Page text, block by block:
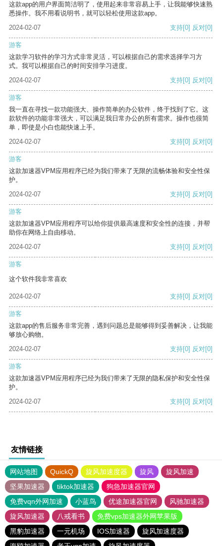
这款app的用户界面简洁明了，使用起来非常容易上手，让我能够快速熟
悉操作。我不用看说明书，就可以轻松使用这款app。
2024-02-07
支持[0] 反对[0]
游客
这款学习软件的学习方式非常灵活，可以根据自己的需求选择学习方
式。我可以根据自己的时间安排学习进度。
2024-02-07
支持[0] 反对[0]
游客
我一直在寻找一款功能强大、操作简单的办公软件，终于找到了它。这
款软件的功能非常强大，可以满足我日常办公的所有需求。操作也很简
单，即使是小白也能快速上手。
2024-02-07
支持[0] 反对[0]
游客
这款加速器VPM应用程序已经为我们带来了无限的流畅体验和安全性保
护。
2024-02-07
支持[0] 反对[0]
游客
这款加速器VPM应用程序可以给你提供最高速度和安全性的连接，并帮
助你在网络上自由移动。
2024-02-07
支持[0] 反对[0]
游客
这个软件我非常喜欢
2024-02-07 支持[0] 反对[0]
游客
这款app的售后服务非常完善，遇到问题总是能够得到妥善解决，让我能
够放心购物。
2024-02-07
支持[0] 反对[0]
游客
这款加速器VPM应用程序已经为我们带来了无限的隐私保护和安全性保
护。
2024-02-07
支持[0] 反对[0]
友情链接
网站地图 QuickQ 旋风加速度器 旋风
旋风加速
坚果加速器
tiktok加速器
狗急加速器官网
免费vqn外网加速
小蓝鸟 优途加速器官网
风驰加速器
旋风加速器
八戒看书
免费vps加速器外网苹果版
黑豹加速器
一元机场 IOS加速器
旋风加速度器